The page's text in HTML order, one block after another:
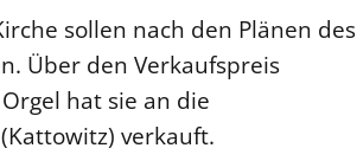
sollen nach den Plänen des
Über den Verkaufspreis
hat sie an die
verkauft.